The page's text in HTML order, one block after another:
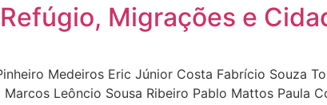
Migrações e
Medeiros Eric Júnior Costa Fabrício Souza
Leôncio Sousa Ribeiro Pablo Mattos Paula